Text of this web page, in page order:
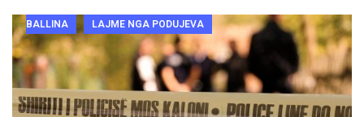
BALLINA LAJME NGA PODUJEVA